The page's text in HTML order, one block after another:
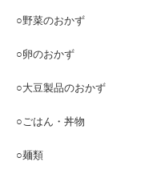
○野菜のおかず
○卵のおかず
○大豆製品のおかず
○ごはん・丼物
○麺類